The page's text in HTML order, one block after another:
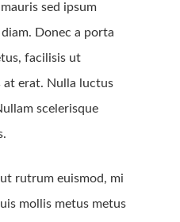
sed ipsum
Donec a porta
facilisis ut
at erat. Nulla luctus
scelerisque
rutrum euismod, mi
mollis metus metus